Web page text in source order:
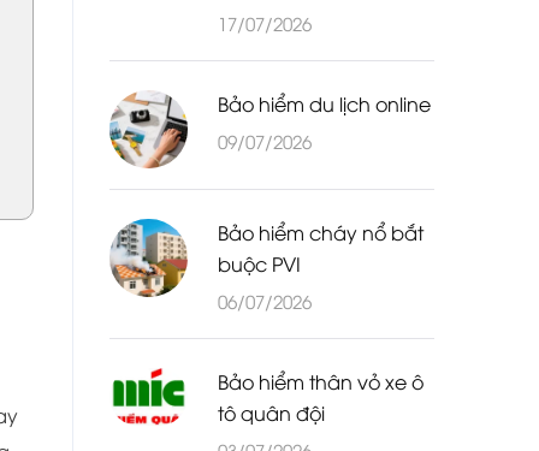
17/07/2026
Bảo hiểm du lịch online
09/07/2026
Bảo hiểm cháy nổ bắt
buộc PVI
06/07/2026
Bảo hiểm thân vỏ xe ô
tô quân đội